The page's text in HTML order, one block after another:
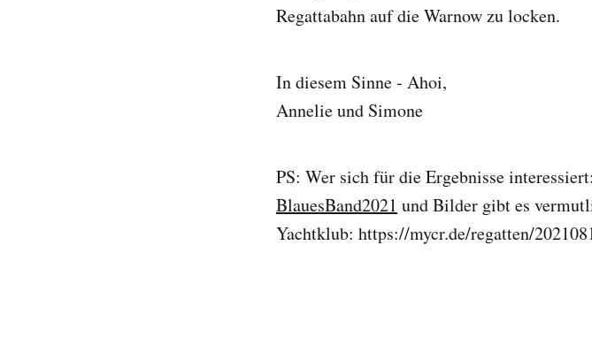
Regattabahn auf die Warnow zu locken.
In diesem Sinne - Ahoi,
Annelie und Simone
PS: Wer sich für die Ergebnisse
BlauesBand2021 und Bilder gibt es
Yachtklub: https://mycr.de/regatten/